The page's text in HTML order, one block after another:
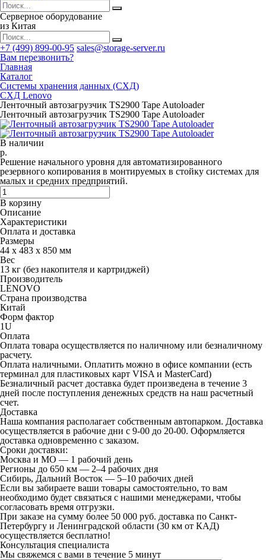
Серверное оборудование
из Китая
+7 (499) 899-00-95 sales@storage-server.ru
Вам перезвонить?
Главная
Каталог
Системы хранения данных (СХД)
СХД Lenovo
Ленточный автозагрузчик TS2900 Tape Autoloader
Ленточный автозагрузчик TS2900 Tape Autoloader
В наличии
р.
Решение начального уровня для автоматизированного
резервного копирования в монтируемых в стойку системах для
малых и средних предприятий.
В корзину
Описание
Характеристики
Оплата и доставка
Размеры
44 x 483 x 850 мм
Вес
13 кг (без накопителя и картриджей)
Производитель
LENOVO
Страна производства
Китай
Форм фактор
1U
Оплата
Оплата товара осуществляется по наличному или безналичному
расчету.
Оплата наличными. Оплатить можно в офисе компании (есть
терминал для пластиковых карт VISA и MasterCard)
Безналичный расчет доставка будет произведена в течение 3
дней после поступления денежных средств на наш расчетный
счет.
Доставка
Наша компания располагает собственным автопарком. Доставка
осуществляется в рабочие дни с 9-00 до 20-00. Оформляется
доставка одновременно с заказом.
Сроки доставки:
Москва и МО — 1 рабочий день
Регионы до 650 км — 2–4 рабочих дня
Сибирь, Дальний Восток — 5–10 рабочих дней
Если вы забираете ваши товары самостоятельно, то вам
необходимо будет связаться с нашими менеджерами, чтобы
согласовать время отгрузки.
При заказе на сумму более 50 000 руб. доставка по Санкт-
Петербургу и Ленинградской области (30 км от КАД)
осуществляется бесплатно!
Консультация специалиста
Мы свяжемся с вами в течение 5 минут